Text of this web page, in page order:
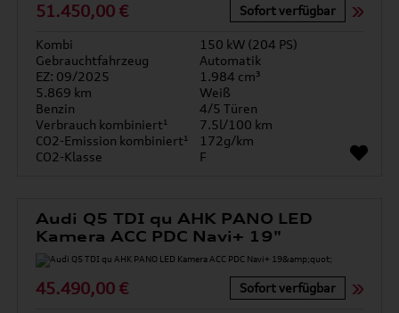
51.450,00 € Sofort verfügbar
Kombi
150 kW (204 PS)
Gebrauchtfahrzeug
Automatik
EZ: 09/2025
1.984 cm³
5.869 km
Weiß
Benzin
4/5 Türen
Verbrauch kombiniert¹
7.5l/100 km
CO2-Emission kombiniert¹
172g/km
CO2-Klasse
F
Audi Q5 TDI qu AHK PANO LED
Kamera ACC PDC Navi+ 19"
45.490,00 € Sofort verfügbar